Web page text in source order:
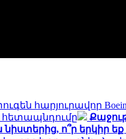
հարյուրավոր
նիստերից, ո՞ր երկիր